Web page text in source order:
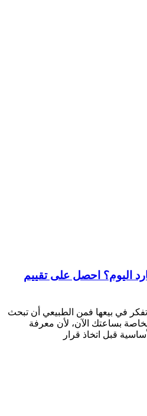
اليوم؟ احصل على تقييم
في بيعها فمن الطبيعي أن تبحث
بساعتك الآن، لأن معرفة
قبل اتخاذ قرار